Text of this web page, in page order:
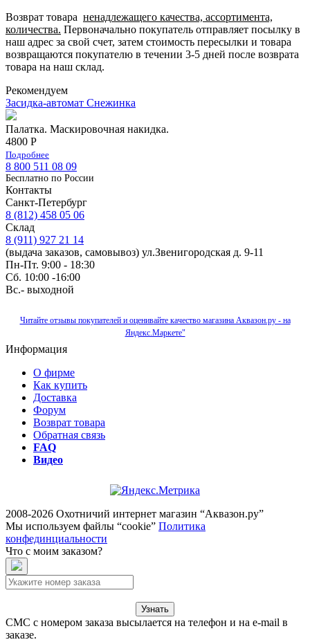
Возврат товара ненадлежащего качества, ассортимента,
количества. Первоначально покупатель отправляет посылку в
наш адрес за свой счет, затем стоимость пересылки и товара
возвращаются покупателю в течении 3-5 дней после возврата
товара на наш склад.
Рекомендуем
Засидка-автомат Снежинка
Палатка. Маскировочная накидка.
4800 Р
Подробнее
8 800 511 08 09
Бесплатно по Роcсии
Контакты
Санкт-Петербург
8 (812) 458 05 06
Склад
8 (911) 927 21 14
(выдача заказов, самовывоз) ул.Звенигородская д. 9-11
Пн-Пт. 9:00 - 18:30
Сб. 10:00 -16:00
Вс.- выходной
Читайте отзывы покупателей и оценивайте качество магазина Аквазон.ру - на
Яндекс.Маркете"
Информация
О фирме
Как купить
Доставка
Форум
Возврат товара
Обратная связь
FAQ
Видео
2008-2026 Охотничий интернет магазин “Аквазон.ру”
Мы используем файлы “cookie” Политика
конфединциальности
Что с моим заказом?
Узнать
СМС с номером заказа высылается на телефон и на e-mail в
заказе.